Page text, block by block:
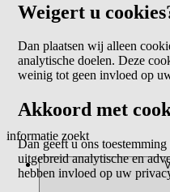
informatie zoekt
Weigert u
Dan plaatsen wij alleen
analytische doelen. Deze
weinig tot geen invloed op
Akkoord met
Dan geeft u ons
uitgebreid analytische en
hebben invloed op uw